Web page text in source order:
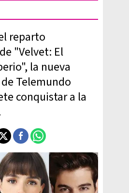
reparto
"Velvet: El
la nueva
Telemundo
conquistar a la